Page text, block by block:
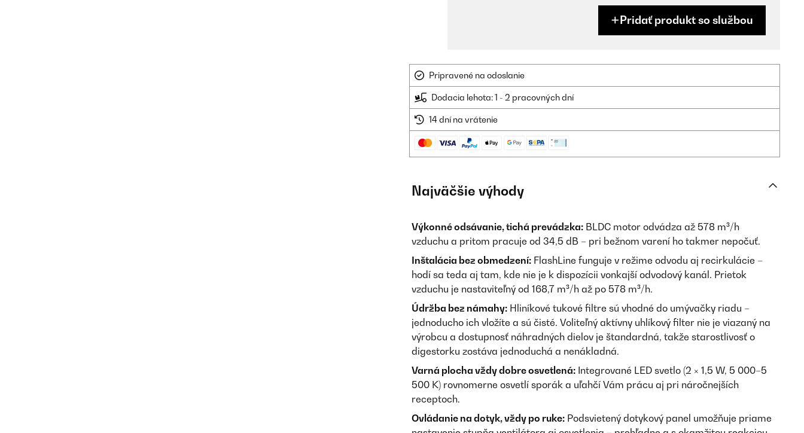
Pridať produkt so službou
Pripravené na odoslanie
Dodacia lehota: 1 - 2 pracovných dní
14 dní na vrátenie
Najväčšie výhody
Výkonné odsávanie, tichá prevádzka: BLDC motor odvádza až 578 m³/h
vzduchu a pritom pracuje od 34,5 dB – pri bežnom varení ho takmer nepočuť.
Inštalácia bez obmedzení: FlashLine funguje v režime odvodu aj recirkulácie –
hodí sa teda aj tam, kde nie je k dispozícii vonkajší odvodový kanál. Prietok
vzduchu je nastaviteľný od 168,7 m³/h až po 578 m³/h.
Údržba bez námahy: Hliníkové tukové filtre sú vhodné do umývačky riadu –
jednoducho ich vložíte a sú čisté. Voliteľný aktívny uhlíkový filter nie je viazaný na
výrobcu a dostupnosť náhradných dielov je štandardná, takže starostlivosť o
digestorku zostáva jednoduchá a nenákladná.
Varná plocha vždy dobre osvetlená: Integrované LED svetlo (2 × 1,5 W, 5 000–5
500 K) rovnomerne osvetlí sporák a uľahčí Vám prácu aj pri náročnejších
receptoch.
Ovládanie na dotyk, vždy po ruke: Podsvietený dotykový panel umožňuje priame